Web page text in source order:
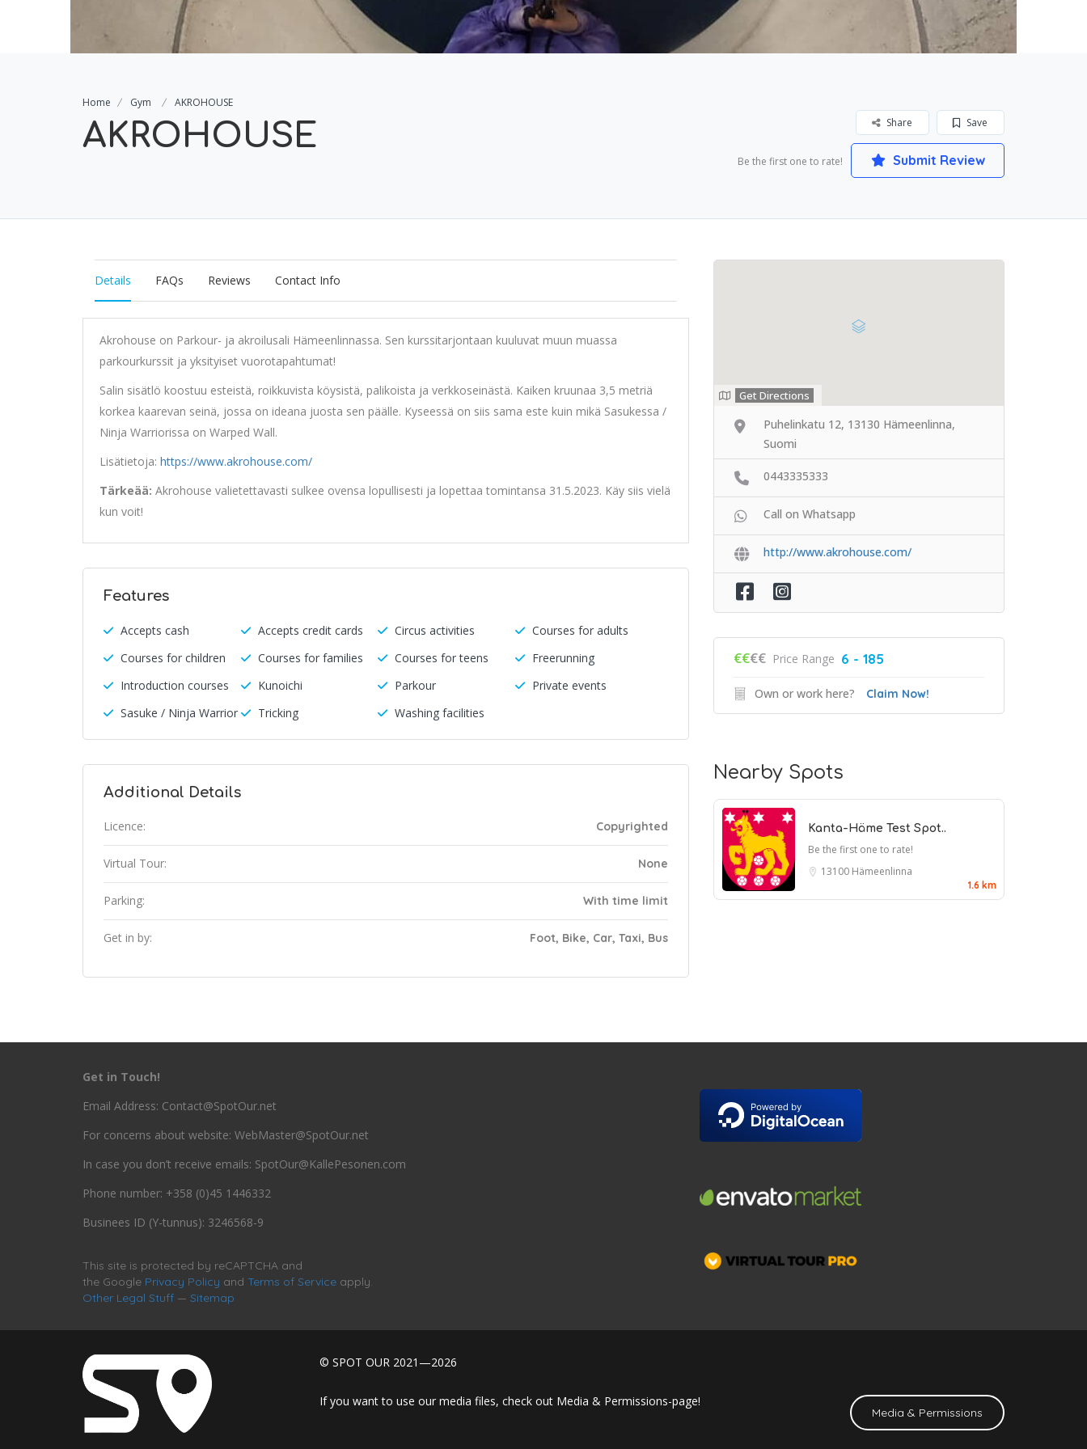
Home Gym AKROHOUSE
AKROHOUSE Save
Share
Be the first one to rate! Submit Review
Details FAQs Reviews Contact Info
Akrohouse on Parkour- ja akroilusali Hämeenlinnassa. Sen kurssitarjontaan kuuluvat muun muassa
parkourkurssit ja yksityiset vuorotapahtumat!
Salin sisätlö koostuu esteistä, roikkuvista köysistä, palikoista ja verkkoseinästä. Kaiken kruunaa 3,5 metriä
korkea kaarevan seinä, jossa on ideana juosta sen päälle. Kyseessä on siis sama este kuin mikä Sasukessa /
Ninja Warriorissa on Warped Wall.
Lisätietoja: https://www.akrohouse.com/
Tärkeää: Akrohouse valietettavasti sulkee ovensa lopullisesti ja lopettaa tomintansa 31.5.2023. Käy siis vielä
kun voit!
Features
Accepts cash Accepts credit cards Circus activities
Courses for adults
Courses for children
Courses for families Courses for teens
Freerunning
Introduction courses
Kunoichi Parkour
Private events
Sasuke / Ninja Warrior
Tricking Washing facilities
Additional Details
Licence: Copyrighted
Virtual Tour: None
Parking: With time limit
Get in by: Foot, Bike, Car, Taxi, Bus
Get Directions
Puhelinkatu 12, 13130 Hämeenlinna,
Suomi
0443335333
Call on Whatsapp
http://www.akrohouse.com/
€€€€ Price Range 6 - 185
Own or work here? Claim Now!
Nearby Spots
Kanta-Häme Test Spot..
Be the first one to rate!
13100 Hämeenlinna
1.6 km
Get in Touch!
Email Address: Contact@SpotOur.net
For concerns about website: WebMaster@SpotOur.net
In case you don’t receive emails: SpotOur@KallePesonen.com
Phone number: +358 (0)45 1446332
Businees ID (Y-tunnus): 3246568-9
This site is protected by reCAPTCHA and
the Google Privacy Policy and Terms of Service apply.
Other Legal Stuff — Sitemap
© SPOT OUR 2021—2026
If you want to use our media files, check out Media & Permissions-page!
Media & Permissions